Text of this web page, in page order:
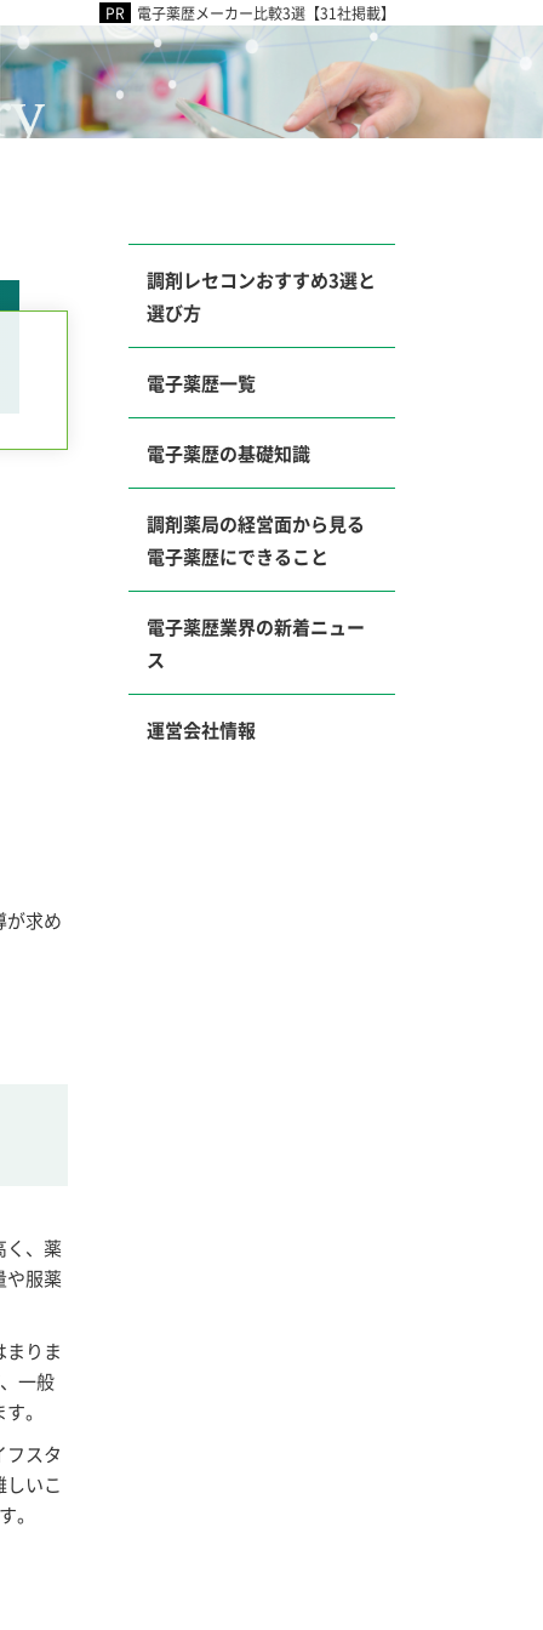
電子薬歴メーカー比較3選【31社掲載】
が求め
く、薬
や服薬
りま
一般
。
スタ
いこ
。
調剤レセコンおすすめ3選と
選び方
電子薬歴一覧
電子薬歴の基礎知識
調剤薬局の経営面から見る
電子薬歴にできること
電子薬歴業界の新着ニュー
ス
運営会社情報